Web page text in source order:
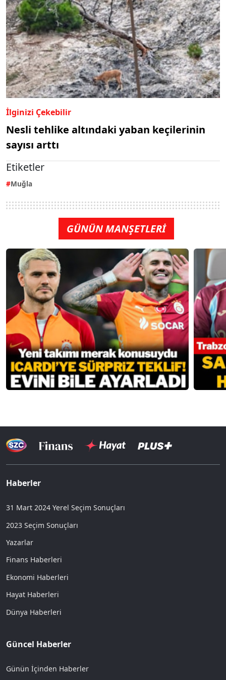
İlginizi Çekebilir
Nesli tehlike altındaki yaban keçilerinin
sayısı arttı
Etiketler
Muğla
GÜNÜN MANŞETLERİ
Haberler
31 Mart 2024 Yerel Seçim Sonuçları
2023 Seçim Sonuçları
Yazarlar
Finans Haberleri
Ekonomi Haberleri
Hayat Haberleri
Dünya Haberleri
Güncel Haberler
Günün İçinden Haberler